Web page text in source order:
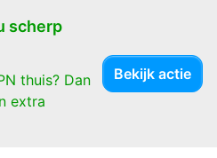
scherp
thuis? Dan
extra
Bekijk actie